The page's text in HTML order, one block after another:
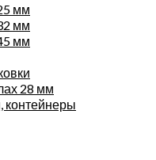
мм
мм
мм
28 мм
контейнеры